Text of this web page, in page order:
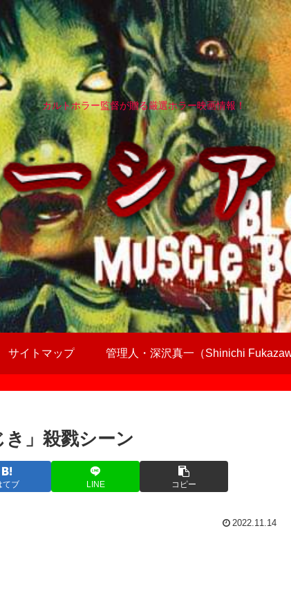
カルトホラー監督が贈る厳選ホラー映画情報！
サイトマップ 管理人・深沢真一（Shinichi
」殺戮シーン
てブ LINE コピー
2022.11.14